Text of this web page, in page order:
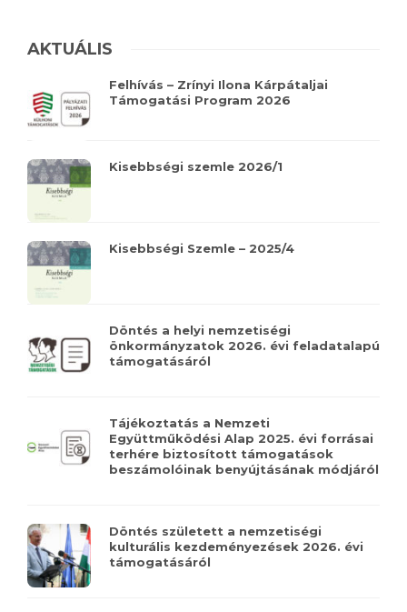
AKTUÁLIS
Felhívás – Zrínyi Ilona Kárpátaljai
Támogatási Program 2026
Kisebbségi szemle 2026/1
Kisebbségi Szemle – 2025/4
Döntés a helyi nemzetiségi
önkormányzatok 2026. évi feladatalapú
támogatásáról
Tájékoztatás a Nemzeti
Együttműködési Alap 2025. évi forrásai
terhére biztosított támogatások
beszámolóinak benyújtásának módjáról
Döntés született a nemzetiségi
kulturális kezdeményezések 2026. évi
támogatásáról